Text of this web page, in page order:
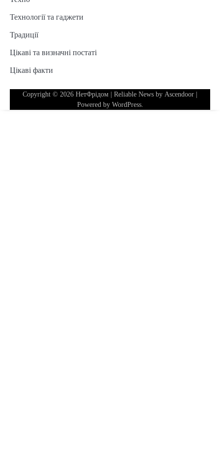
Технології та гаджети
Традиції
Цікаві та визначні постаті
Цікаві факти
Copyright © 2026 НетФрідом | Reliable News by Ascendoor
Powered by WordPress.